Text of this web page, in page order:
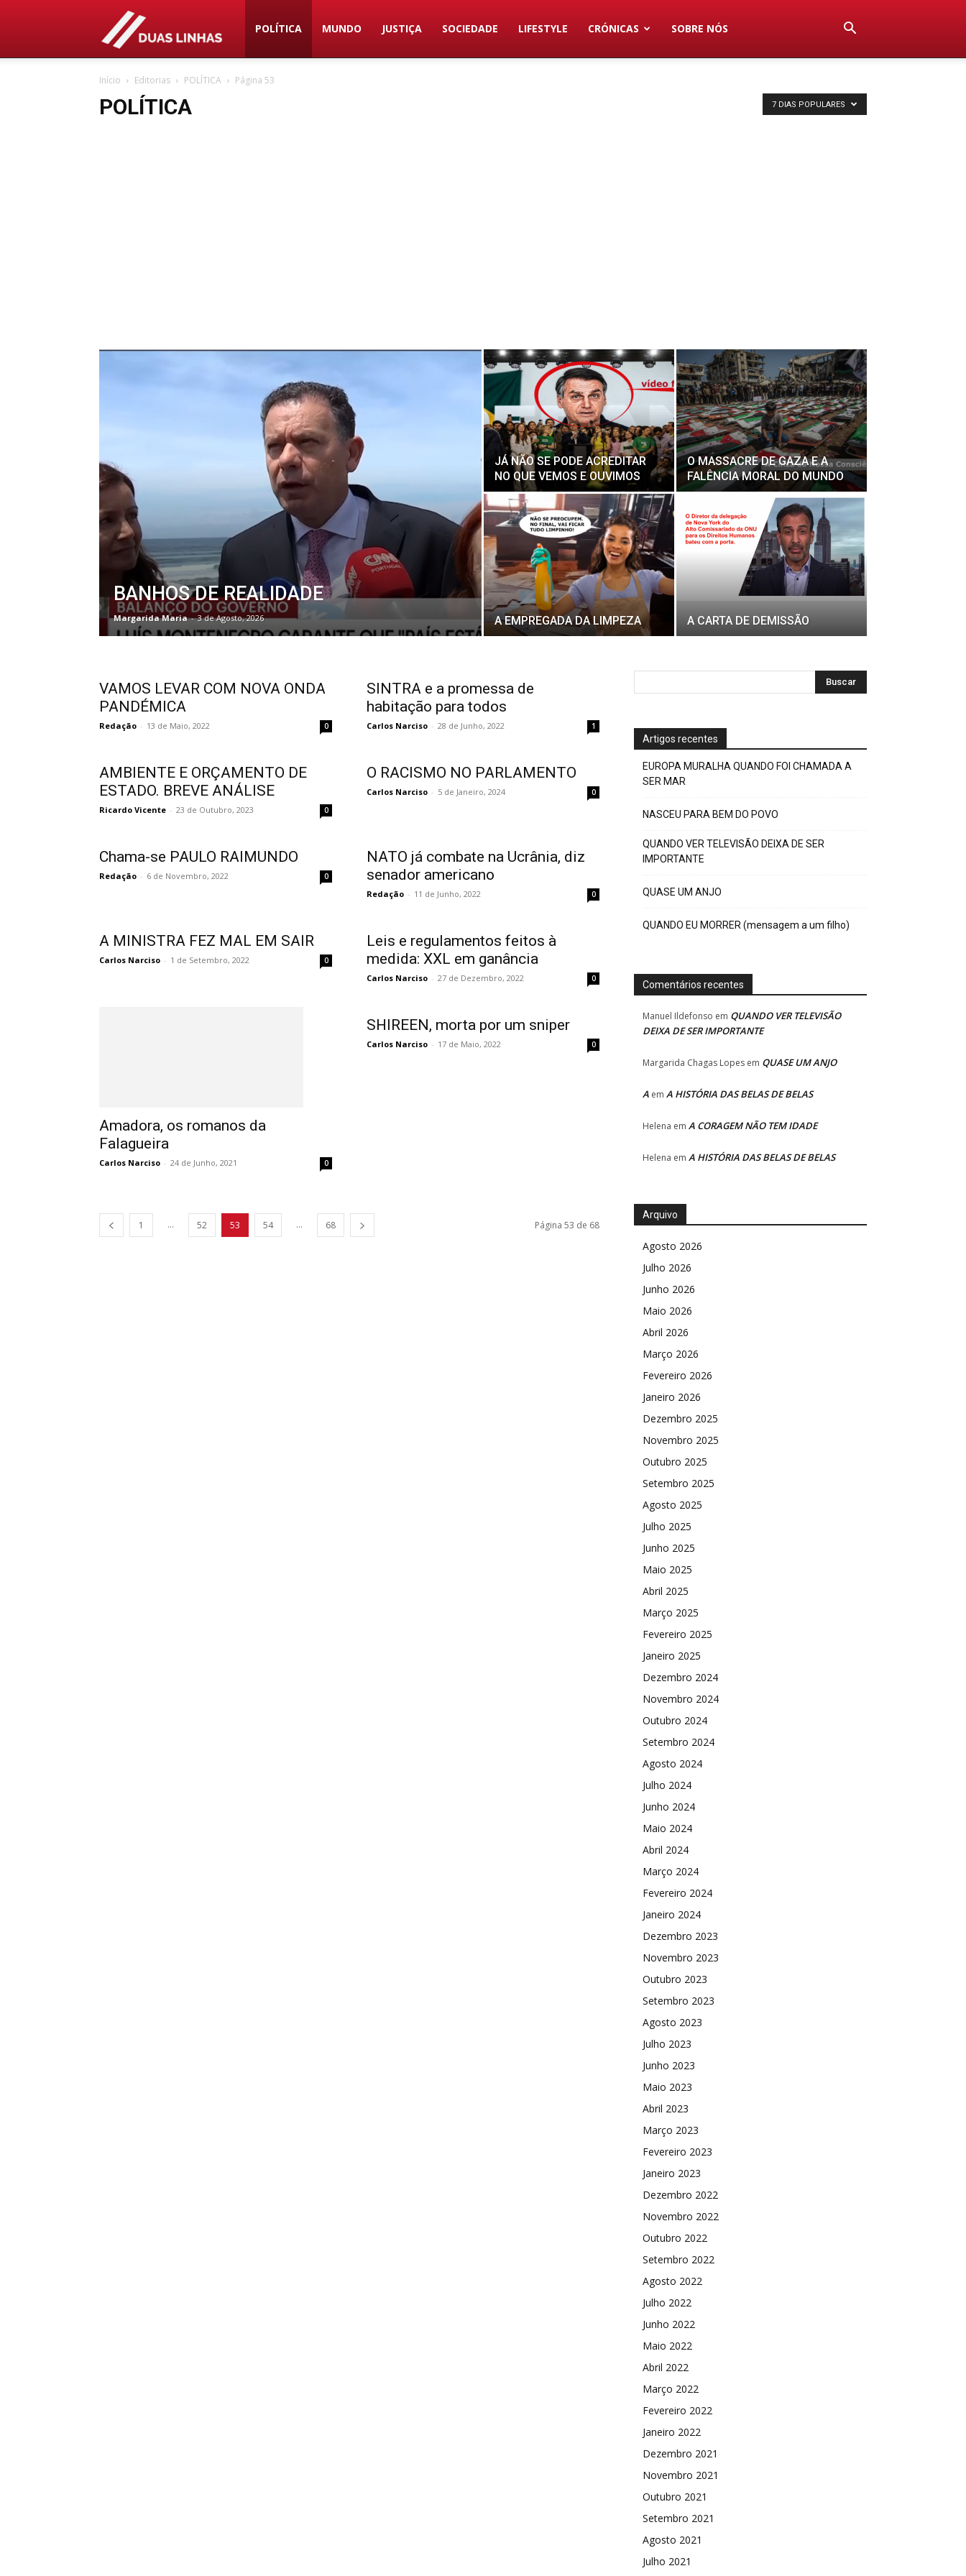
Duas
Linhas
POLÍTICA MUNDO JUSTIÇA SOCIEDADE LIFESTYLE CRÓNICAS SOBRE NÓS
Início Editorias POLÍTICA Página 53
POLÍTICA 7 DIAS POPULARES
BANHOS DE REALIDADE
Margarida Maria - 3 de Agosto, 2026
JÁ NÃO SE PODE ACREDITAR
NO QUE VEMOS E OUVIMOS
O MASSACRE DE GAZA E A
FALÊNCIA MORAL DO MUNDO
A EMPREGADA DA LIMPEZA A CARTA DE DEMISSÃO
VAMOS LEVAR COM NOVA ONDA
PANDÉMICA
Redação - 13 de Maio, 2022 0
SINTRA e a promessa de
habitação para todos
Carlos Narciso - 28 de Junho, 2022 1
AMBIENTE E ORÇAMENTO DE
ESTADO. BREVE ANÁLISE
Ricardo Vicente - 23 de Outubro, 2023 0
O RACISMO NO PARLAMENTO
Carlos Narciso - 5 de Janeiro, 2024 0
Chama-se PAULO RAIMUNDO
Redação - 6 de Novembro, 2022 0
NATO já combate na Ucrânia, diz
senador americano
Redação - 11 de Junho, 2022 0
A MINISTRA FEZ MAL EM SAIR
Carlos Narciso - 1 de Setembro, 2022 0
Leis e regulamentos feitos à
medida: XXL em ganância
Carlos Narciso - 27 de Dezembro, 2022 0
Amadora, os romanos da
Falagueira
Carlos Narciso - 24 de Junho, 2021 0
SHIREEN, morta por um sniper
Carlos Narciso - 17 de Maio, 2022 0
1 ... 52 53 54 ... 68 Página 53 de 68
Artigos recentes
EUROPA MURALHA QUANDO FOI CHAMADA A
SER MAR
NASCEU PARA BEM DO POVO
QUANDO VER TELEVISÃO DEIXA DE SER
IMPORTANTE
QUASE UM ANJO
QUANDO EU MORRER (mensagem a um filho)
Comentários recentes
Manuel Ildefonso em QUANDO VER TELEVISÃO
DEIXA DE SER IMPORTANTE
Margarida Chagas Lopes em QUASE UM ANJO
A em A HISTÓRIA DAS BELAS DE BELAS
Helena em A CORAGEM NÃO TEM IDADE
Helena em A HISTÓRIA DAS BELAS DE BELAS
Arquivo
Agosto 2026
Julho 2026
Junho 2026
Maio 2026
Abril 2026
Março 2026
Fevereiro 2026
Janeiro 2026
Dezembro 2025
Novembro 2025
Outubro 2025
Setembro 2025
Agosto 2025
Julho 2025
Junho 2025
Maio 2025
Abril 2025
Março 2025
Fevereiro 2025
Janeiro 2025
Dezembro 2024
Novembro 2024
Outubro 2024
Setembro 2024
Agosto 2024
Julho 2024
Junho 2024
Maio 2024
Abril 2024
Março 2024
Fevereiro 2024
Janeiro 2024
Dezembro 2023
Novembro 2023
Outubro 2023
Setembro 2023
Agosto 2023
Julho 2023
Junho 2023
Maio 2023
Abril 2023
Março 2023
Fevereiro 2023
Janeiro 2023
Dezembro 2022
Novembro 2022
Outubro 2022
Setembro 2022
Agosto 2022
Julho 2022
Junho 2022
Maio 2022
Abril 2022
Março 2022
Fevereiro 2022
Janeiro 2022
Dezembro 2021
Novembro 2021
Outubro 2021
Setembro 2021
Agosto 2021
Julho 2021